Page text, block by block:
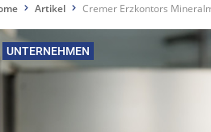
Artikel Cremer Erzkontors
UNTERNEHMEN